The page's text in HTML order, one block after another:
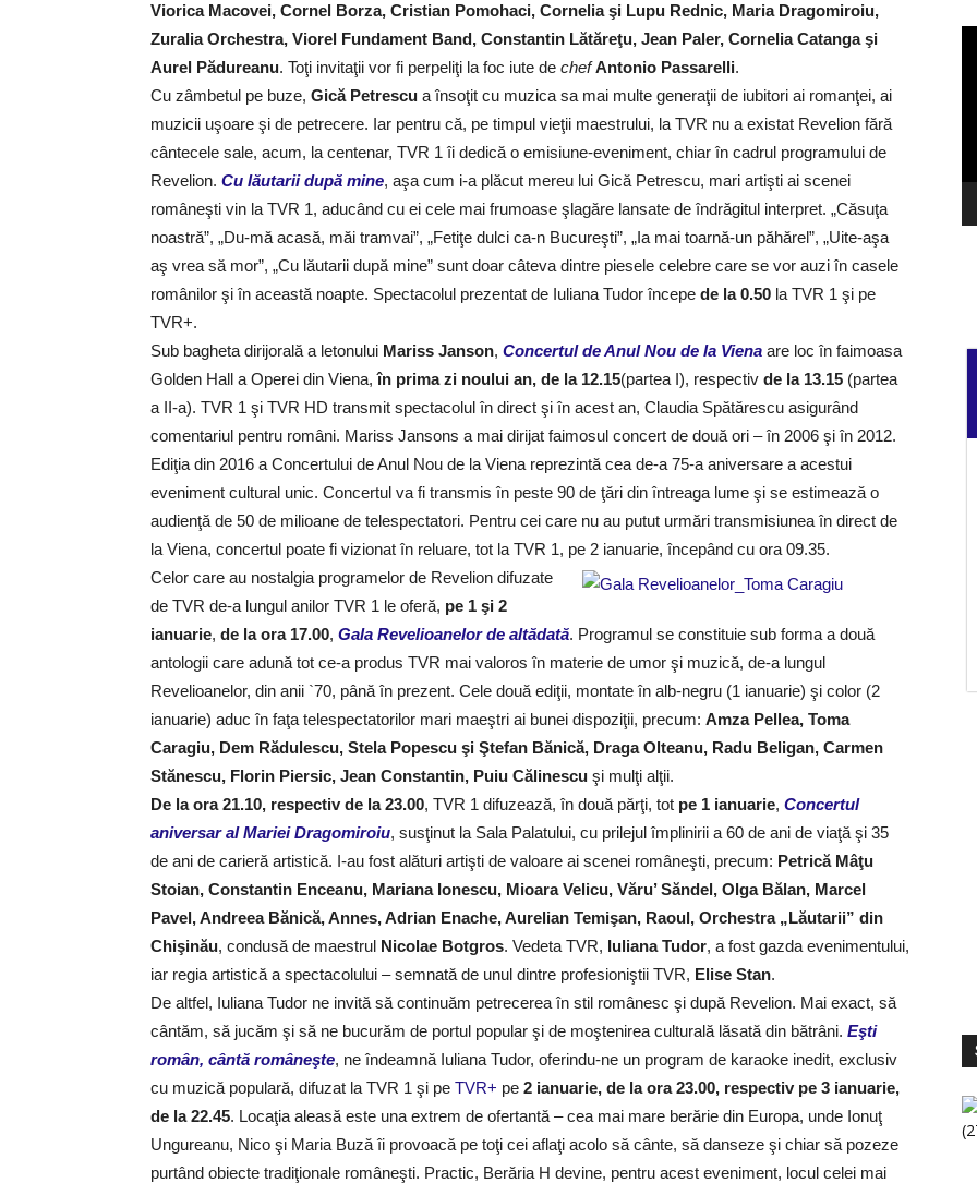
Viorica Macovei, Cornel Borza, Cristian Pomohaci, Cornelia şi Lupu Rednic, Maria Dragomiroiu,
Zuralia Orchestra, Viorel Fundament Band, Constantin Lătăreţu, Jean Paler, Cornelia Catanga şi
Aurel Pădureanu. Toţi invitaţii vor fi perpeliţi la foc iute de chef Antonio Passarelli.
Cu zâmbetul pe buze, Gică Petrescu a însoţit cu muzica sa mai multe generaţii de iubitori ai romanţei, ai
muzicii uşoare şi de petrecere. Iar pentru că, pe timpul vieţii maestrului, la TVR nu a existat Revelion fără
cântecele sale, acum, la centenar, TVR 1 îi dedică o emisiune-eveniment, chiar în cadrul programului de
Revelion. Cu lăutarii după mine, aşa cum i-a plăcut mereu lui Gică Petrescu, mari artişti ai scenei
româneşti vin la TVR 1, aducând cu ei cele mai frumoase şlagăre lansate de îndrăgitul interpret. „Căsuţa
noastră”, „Du-mă acasă, măi tramvai”, „Fetiţe dulci ca-n Bucureşti”, „Ia mai toarnă-un păhărel”, „Uite-aşa
aş vrea să mor”, „Cu lăutarii după mine” sunt doar câteva dintre piesele celebre care se vor auzi în casele
românilor şi în această noapte. Spectacolul prezentat de Iuliana Tudor începe de la 0.50 la TVR 1 şi pe
TVR+.
Sub bagheta dirijorală a letonului Mariss Janson, Concertul de Anul Nou de la Viena are loc în faimoasa
Golden Hall a Operei din Viena,în prima zi noului an, de la 12.15(partea I), respectiv de la 13.15 (partea
a II-a). TVR 1 şi TVR HD transmit spectacolul în direct şi în acest an, Claudia Spătărescu asigurând
comentariul pentru români. Mariss Jansons a mai dirijat faimosul concert de două ori – în 2006 şi în 2012.
Ediţia din 2016 a Concertului de Anul Nou de la Viena reprezintă cea de-a 75-a aniversare a acestui
eveniment cultural unic. Concertul va fi transmis în peste 90 de ţări din întreaga lume şi se estimează o
audienţă de 50 de milioane de telespectatori. Pentru cei care nu au putut urmări transmisiunea în direct de
la Viena, concertul poate fi vizionat în reluare, tot la TVR 1, pe 2 ianuarie, începând cu ora 09.35.
Celor care au nostalgia programelor de Revelion difuzate
de TVR de-a lungul anilor TVR 1 le oferă, pe 1 şi 2
ianuarie, de la ora 17.00, Gala Revelioanelor de altădată. Programul se constituie sub forma a două
antologii care adună tot ce-a produs TVR mai valoros în materie de umor şi muzică, de-a lungul
Revelioanelor, din anii `70, până în prezent. Cele două ediţii, montate în alb-negru (1 ianuarie) şi color (2
ianuarie) aduc în faţa telespectatorilor mari maeştri ai bunei dispoziţii, precum: Amza Pellea, Toma
Caragiu, Dem Rădulescu, Stela Popescu şi Ştefan Bănică, Draga Olteanu, Radu Beligan, Carmen
Stănescu, Florin Piersic, Jean Constantin, Puiu Călinescu şi mulţi alţii.
De la ora 21.10, respectiv de la 23.00, TVR 1 difuzează, în două părţi, tot pe 1 ianuarie, Concertul
aniversar al Mariei Dragomiroiu, susţinut la Sala Palatului, cu prilejul împlinirii a 60 de ani de viaţă şi 35
de ani de carieră artistică. I-au fost alături artişti de valoare ai scenei româneşti, precum: Petrică Mâţu
Stoian, Constantin Enceanu, Mariana Ionescu, Mioara Velicu, Văru’ Săndel, Olga Bălan, Marcel
Pavel, Andreea Bănică, Annes, Adrian Enache, Aurelian Temişan, Raoul, Orchestra „Lăutarii” din
Chişinău, condusă de maestrul Nicolae Botgros. Vedeta TVR, Iuliana Tudor, a fost gazda evenimentului,
iar regia artistică a spectacolului – semnată de unul dintre profesioniştii TVR, Elise Stan.
De altfel, Iuliana Tudor ne invită să continuăm petrecerea în stil românesc şi după Revelion. Mai exact, să
cântăm, să jucăm şi să ne bucurăm de portul popular şi de moştenirea culturală lăsată din bătrâni. Eşti
român, cântă româneşte, ne îndeamnă Iuliana Tudor, oferindu-ne un program de karaoke inedit, exclusiv
cu muzică populară, difuzat la TVR 1 şi pe TVR+ pe 2 ianuarie, de la ora 23.00, respectiv pe 3 ianuarie,
de la 22.45. Locaţia aleasă este una extrem de ofertantă – cea mai mare berărie din Europa, unde Ionuţ
Ungureanu, Nico şi Maria Buză îi provoacă pe toţi cei aflaţi acolo să cânte, să danseze şi chiar să pozeze
purtând obiecte tradiţionale româneşti. Practic, Berăria H devine, pentru acest eveniment, locul celei mai